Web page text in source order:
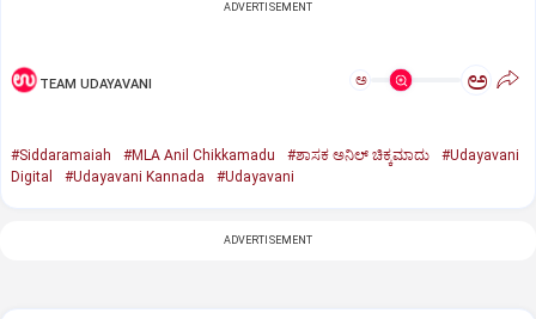
ADVERTISEMENT
TEAM UDAYAVANI ಅ ಅ
#Siddaramaiah #MLA Anil Chikkamadu #ಶಾಸಕ ಅನಿಲ್ ಚಿಕ್ಕಮಾದು‌
#Udayavani
Digital
#Udayavani Kannada #Udayavani
ADVERTISEMENT